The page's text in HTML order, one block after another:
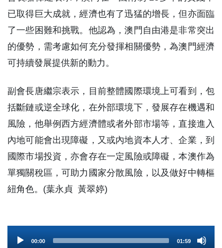
已取得巨大成就，經濟也有了迅猛的增長，但亦面臨
了一些困難和挑戰。他認為，澳門自由港是非常突出
的優勢，需考慮如何充分發揮相關優勢，為澳門經濟
可持續發展提供新的動力。
副會長唐繼宗表示，目前整體國際環境上可看到，包
括斷鏈或逆全球化，在外部環境下，發展存在機遇和
風險，他舉例西方經濟體或者外部市場等，直接進入
內地可能會出現障礙，又或內地資本人才、企業，到
國際市場投資，亦會存在一定風險或障礙，本澳作為
單獨關稅區，可助力國家分散風險，以及做好中轉樞
紐角色。(葉永貞 黃翠婷)
Player
00:00 01:59